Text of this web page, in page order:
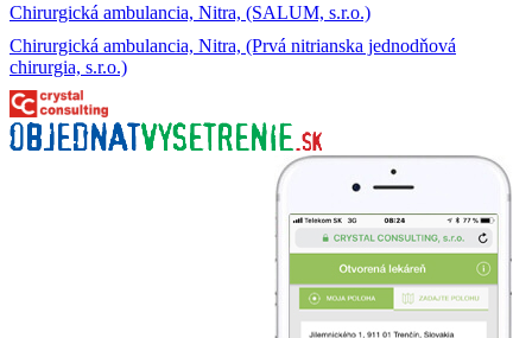
Chirurgická ambulancia, Nitra, (SALUM, s.r.o.)
Chirurgická ambulancia, Nitra, (Prvá nitrianska jednodňová
chirurgia, s.r.o.)